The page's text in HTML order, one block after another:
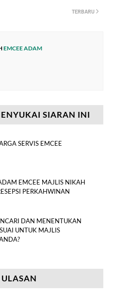
TERBARU
EMCEE ADAM
SIARAN INI
SERVIS EMCEE
EMCEE MAJLIS NIKAH
PERKAHWINAN
DAN MENENTUKAN
UNTUK MAJLIS